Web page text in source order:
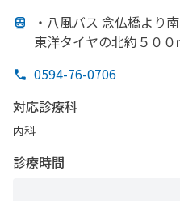
・八風バス 念仏橋より
東洋タイヤの北約５００
0594-76-0706
対応診療科
内科
診療時間